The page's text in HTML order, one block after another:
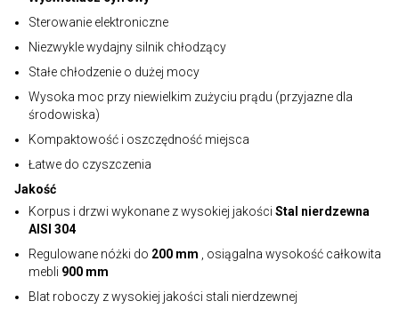
Sterowanie elektroniczne
Niezwykle wydajny silnik chłodzący
Stałe chłodzenie o dużej mocy
Wysoka moc przy niewielkim zużyciu prądu (przyjazne dla
środowiska)
Kompaktowość i oszczędność miejsca
Łatwe do czyszczenia
Jakość
Korpus i drzwi wykonane z wysokiej jakości Stal nierdzewna
AISI 304
Regulowane nóżki do 200 mm
, osiągalna wysokość całkowita
mebli 900 mm
Blat roboczy z wysokiej jakości stali nierdzewnej